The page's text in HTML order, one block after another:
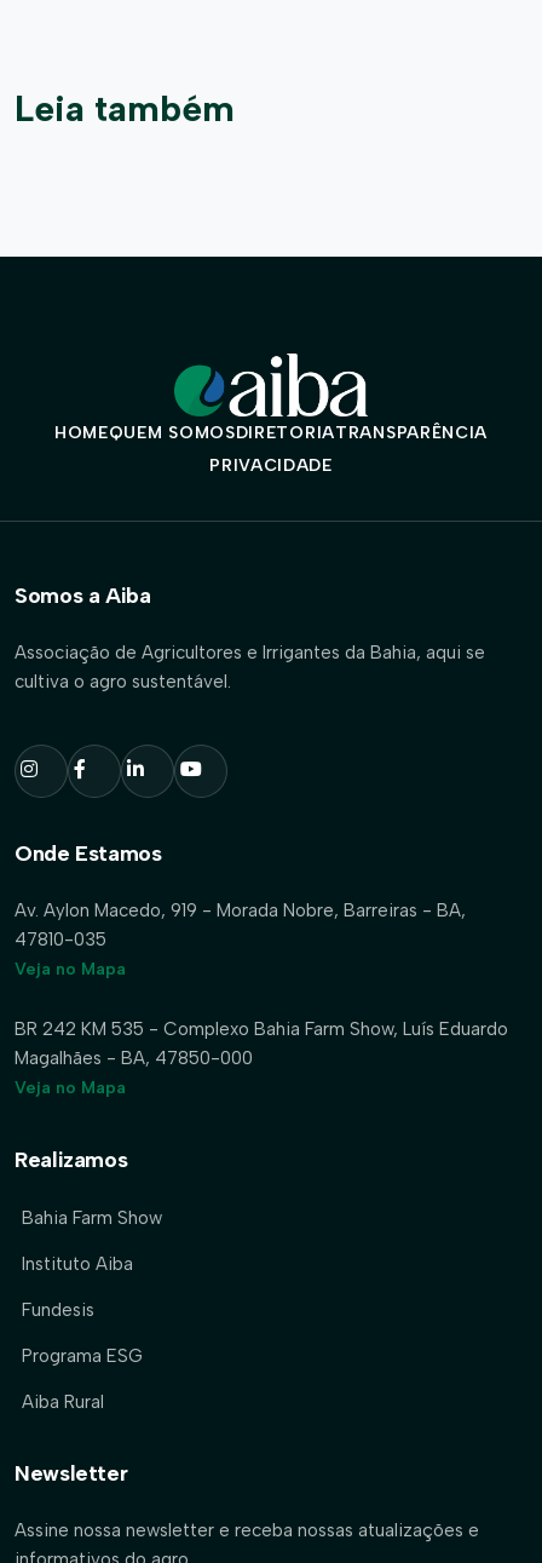
Leia também
HOMEQUEM SOMOSDIRETORIATRANSPARÊNCIA
PRIVACIDADE
Somos a Aiba
Associação de Agricultores e Irrigantes da Bahia, aqui se
cultiva o agro sustentável.
Onde Estamos
Av. Aylon Macedo, 919 - Morada Nobre, Barreiras - BA,
47810-035
Veja no Mapa
BR 242 KM 535 - Complexo Bahia Farm Show, Luís Eduardo
Magalhães - BA, 47850-000
Veja no Mapa
Realizamos
Bahia Farm Show
Instituto Aiba
Fundesis
Programa ESG
Aiba Rural
Newsletter
Assine nossa newsletter e receba nossas atualizações e